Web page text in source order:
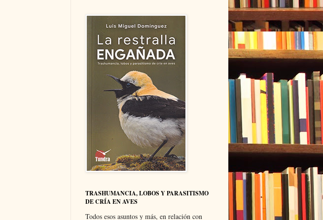
TRASHUMANCIA, LOBOS Y PARASITISMO
DE CRÍA EN AVES
Todos esos asuntos y más, en relación con